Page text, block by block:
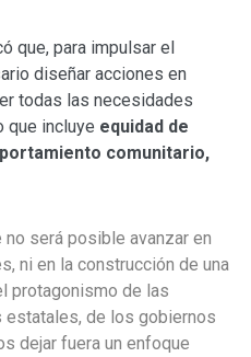
que, para impulsar el
diseñar acciones en
todas las necesidades
que incluye equidad de
comunitario,
será posible avanzar en
ni en la construcción de una
protagonismo de las
de los gobiernos
dejar fuera un enfoque